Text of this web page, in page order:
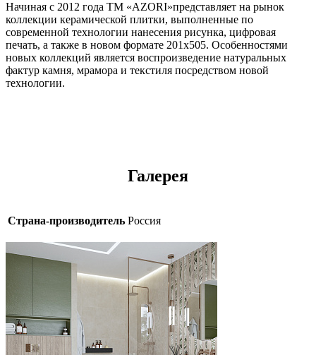
Начиная с 2012 года ТМ «AZORI»представляет на рынок
коллекции керамической плитки, выполненные по
современной технологии нанесения рисунка, цифровая
печать, а также в новом формате 201х505. Особенностями
новых коллекций является воспроизведение натуральных
фактур камня, мрамора и текстиля посредством новой
технологии.
Галерея
Страна-производитель Россия